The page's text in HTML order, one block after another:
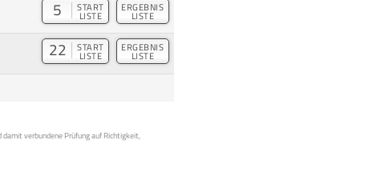
5 START
LISTE
ERGEBNIS
LISTE
22 START
LISTE
ERGEBNIS
LISTE
verbundene Prüfung auf Richtigkeit,